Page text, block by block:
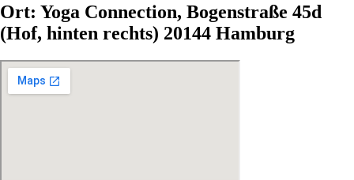
Ort: Yoga Connection, Bogenstraße 45d
(Hof, hinten rechts) 20144 Hamburg